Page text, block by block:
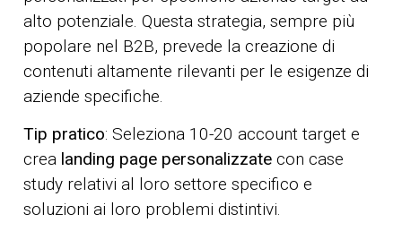
alto potenziale. Questa strategia, sempre più
popolare nel B2B, prevede la creazione di
contenuti altamente rilevanti per le esigenze di
aziende specifiche.
Tip pratico: Seleziona 10-20 account target e
crea landing page personalizzate con case
study relativi al loro settore specifico e
soluzioni ai loro problemi distintivi.